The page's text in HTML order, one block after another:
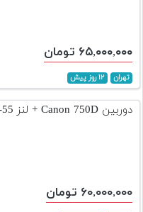
۶۵,۰۰۰,۰۰۰ تومان
تهران ۱۲ روز پیش
دوربین Canon 750D + لنز 55-18
۶۰,۰۰۰,۰۰۰ تومان